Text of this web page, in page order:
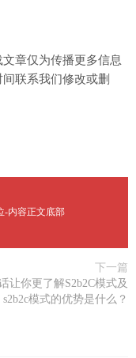
章仅为传播更多信息
联系我们修改或删
-内容正文底部
下一篇
让你更了解S2b2C模式及
s2b2c模式的优势是什么？